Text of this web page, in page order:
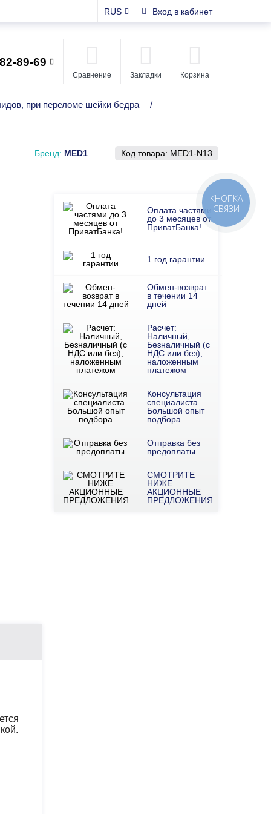
RUS Вход в кабинет
89-69
Сравнение Закладки Корзина
при переломе шейки бедра
/
Бренд: MED1 Код товара: MED1-N13
Оплата частями
до 3 месяцев от
ПриватБанка!
1 год гарантии
Обмен-возврат
в течении 14
дней
Расчет:
Наличный,
Безналичный (с
НДС или без),
наложенным
платежом
Консультация
специалиста.
Большой опыт
подбора
Отправка без
предоплаты
СМОТРИТЕ
НИЖЕ
АКЦИОННЫЕ
ПРЕДЛОЖЕНИЯ
КНОПКА
СВЯЗИ